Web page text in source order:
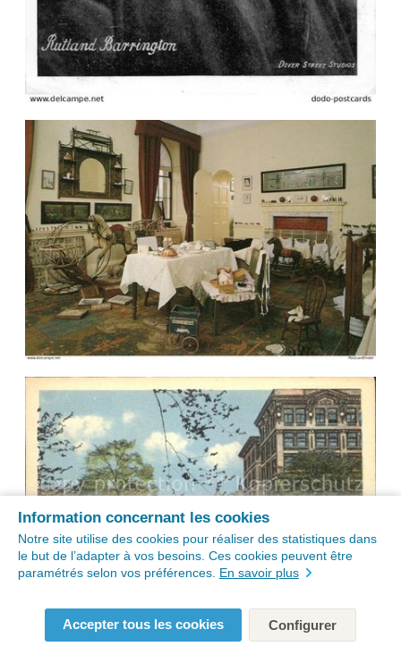
Information concernant les cookies
Notre site utilise des cookies pour réaliser des statistiques dans
le but de l’adapter à vos besoins. Ces cookies peuvent être
paramétrés selon vos préférences. En savoir plus
Accepter tous les cookies Configurer